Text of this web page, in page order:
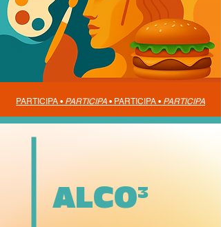
PARTICIPA • PARTICIPA • PARTICIPA • PARTICIPA
ALCO³